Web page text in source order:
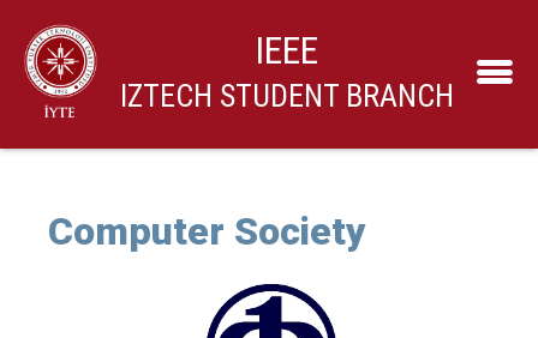
IEEE
IZTECH STUDENT BRANCH
Computer Society